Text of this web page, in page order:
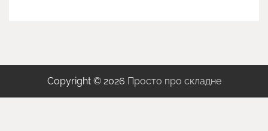
Copyright © 2026 Просто про складне